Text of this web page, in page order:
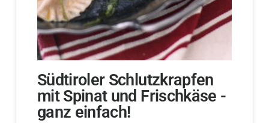
Südtiroler Schlutzkrapfen
mit Spinat und Frischkäse -
ganz einfach!